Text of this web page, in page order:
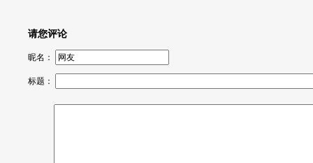
请您评论
昵名：
标题：